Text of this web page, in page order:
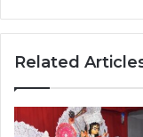
Related